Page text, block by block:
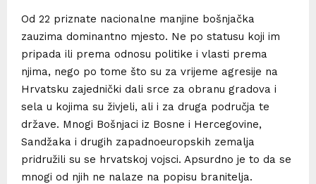
Od 22 priznate nacionalne manjine bošnjačka
zauzima dominantno mjesto. Ne po statusu koji im
pripada ili prema odnosu politike i vlasti prema
njima, nego po tome što su za vrijeme agresije na
Hrvatsku zajednički dali srce za obranu gradova i
sela u kojima su živjeli, ali i za druga područja te
države. Mnogi Bošnjaci iz Bosne i Hercegovine,
Sandžaka i drugih zapadnoeuropskih zemalja
pridružili su se hrvatskoj vojsci. Apsurdno je to da se
mnogi od njih ne nalaze na popisu branitelja.